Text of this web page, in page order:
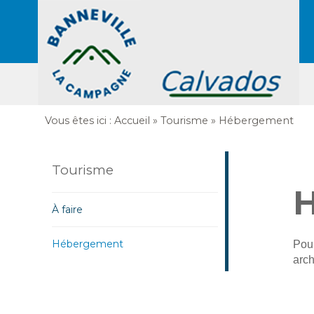
Vous êtes ici : Accueil » Tourisme » Hébergement
Tourisme
À faire
Hébergement